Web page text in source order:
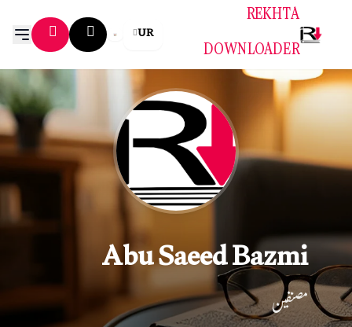
REKHTA
DOWNLOADER
UR
Abu Saeed Bazmi
مصنفین